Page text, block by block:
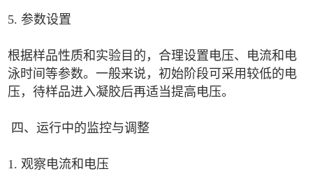
5. 参数设置
根据样品性质和实验目的，合理设置电压、电流和电
泳时间等参数。一般来说，初始阶段可采用较低的电
压，待样品进入凝胶后再适当提高电压。
四、运行中的监控与调整
1. 观察电流和电压